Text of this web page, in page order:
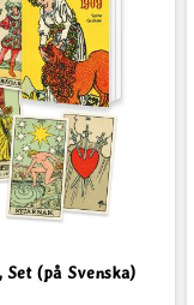
(på Svenska)